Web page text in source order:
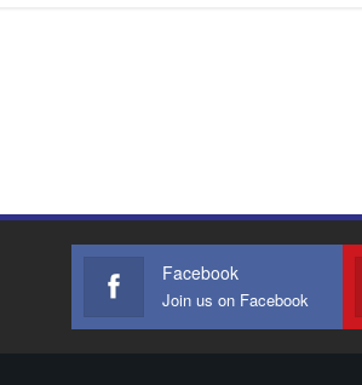
Facebook
Join us on Facebook